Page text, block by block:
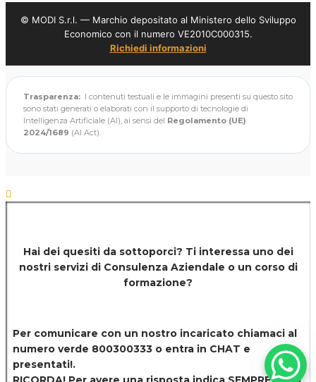
© MODI S.r.l. — Marchio depositato al Ministero dello Sviluppo
Economico con il numero VE2010C000315.
Richiedi informazioni
Trasparenza: I contenuti testuali e le immagini presenti su questo sito
sono stati generati o elaborati con il supporto di tecnologie di
Intelligenza Artificiale (AI), ai sensi del Regolamento (UE)
2024/1689 (AI Act).
Hai dei quesiti da sottoporci? Ti interessa uno dei
nostri servizi di Consulenza Aziendale o un corso di
formazione?
Per comunicare con un nostro incaricato chiamaci al
numero verde 800300333 o entra in CHAT e
presentati!.